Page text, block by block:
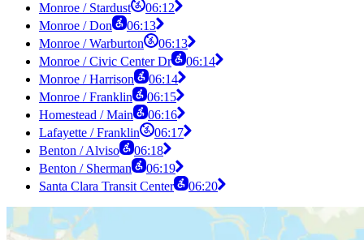
Monroe / Stardust
06:12
Monroe / Don
06:13
Monroe / Warburton
06:13
Monroe / Civic Center Dr
06:14
Monroe / Harrison
06:14
Monroe / Franklin
06:15
Homestead / Main
06:16
Lafayette / Franklin
06:17
Benton / Alviso
06:18
Benton / Sherman
06:19
Santa Clara Transit Center
06:20